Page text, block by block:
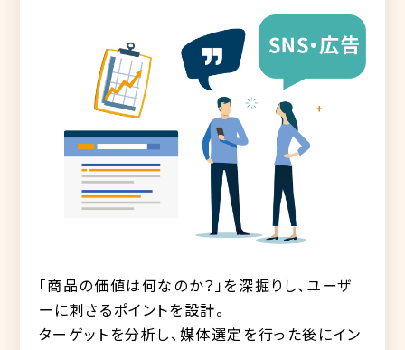
「商品の価値は何なのか？」を深掘りし、ユーザ
ーに刺さるポイントを設計。
ターゲットを分析し、媒体選定を行った後にイン